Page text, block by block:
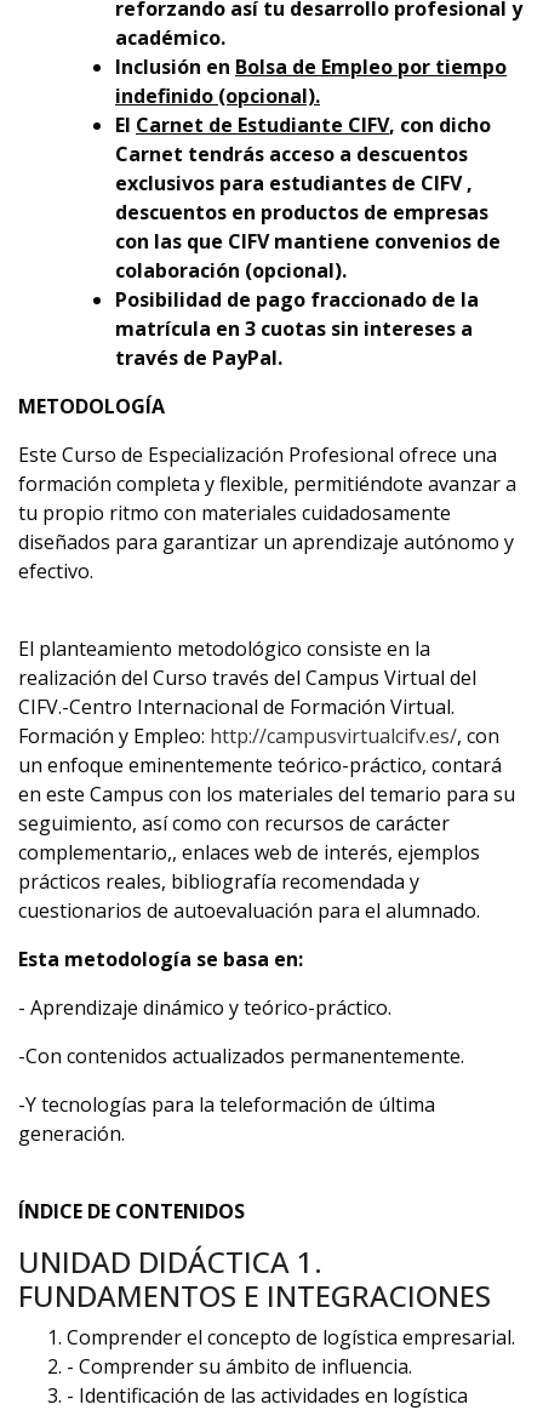
reforzando así tu desarrollo profesional y
académico.
Inclusión en Bolsa de Empleo por tiempo
indefinido (opcional).
El Carnet de Estudiante CIFV, con dicho
Carnet tendrás acceso a descuentos
exclusivos para estudiantes de CIFV ,
descuentos en productos de empresas
con las que CIFV mantiene convenios de
colaboración (opcional).
Posibilidad de pago fraccionado de la
matrícula en 3 cuotas sin intereses a
través de PayPal.
METODOLOGÍA
Este Curso de Especialización Profesional ofrece una
formación completa y flexible, permitiéndote avanzar a
tu propio ritmo con materiales cuidadosamente
diseñados para garantizar un aprendizaje autónomo y
efectivo.
El planteamiento metodológico consiste en la
realización del Curso través del Campus Virtual del
CIFV.-Centro Internacional de Formación Virtual.
Formación y Empleo: http://campusvirtualcifv.es/, con
un enfoque eminentemente teórico-práctico, contará
en este Campus con los materiales del temario para su
seguimiento, así como con recursos de carácter
complementario,, enlaces web de interés, ejemplos
prácticos reales, bibliografía recomendada y
cuestionarios de autoevaluación para el alumnado.
Esta metodología se basa en:
- Aprendizaje dinámico y teórico-práctico.
-Con contenidos actualizados permanentemente.
-Y tecnologías para la teleformación de última
generación.
ÍNDICE DE CONTENIDOS
UNIDAD DIDÁCTICA 1.
FUNDAMENTOS E INTEGRACIONES
Comprender el concepto de logística empresarial.
- Comprender su ámbito de influencia.
- Identificación de las actividades en logística